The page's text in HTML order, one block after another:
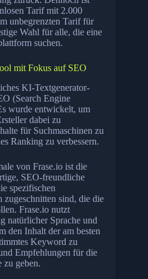
Tarif mit 2.000
unbegrenzten Tarif für
Wahl für alle, die eine
suchen.
mit Fokus auf SEO
KI-Textgenerator-
(Search Engine
wurde entwickelt, um
dabei zu
für Suchmaschinen zu
Ranking zu verbessern.
von Frase.io ist die
SEO-freundliche
spezifischen
zugeschnitten sind, die die
Frase.io nutzt
natürlicher Sprache und
den Inhalt der am besten
Keyword zu
Empfehlungen für die
zu geben.